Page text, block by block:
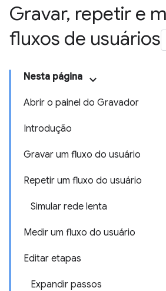
Gravar, repetir e
fluxos de usuários
Nesta página
Abrir o painel do Gravador
Introdução
Gravar um fluxo do usuário
Repetir um fluxo do usuário
Simular rede lenta
Medir um fluxo do usuário
Editar etapas
Expandir passos